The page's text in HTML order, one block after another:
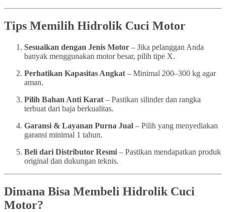
Tips Memilih Hidrolik Cuci Motor
Sesuaikan dengan Jenis Motor – Jika pelanggan Anda
banyak menggunakan motor besar, pilih tipe X.
Perhatikan Kapasitas Angkat – Minimal 200–300 kg agar
aman.
Pilih Bahan Anti Karat – Pastikan silinder dan rangka
terbuat dari baja berkualitas.
Garansi & Layanan Purna Jual – Pilih yang menyediakan
garansi minimal 1 tahun.
Beli dari Distributor Resmi – Pastikan mendapatkan produk
original dan dukungan teknis.
Dimana Bisa Membeli Hidrolik Cuci
Motor?